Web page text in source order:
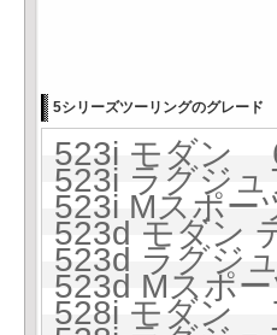
5シリーズツーリングのグレード
523i モダン
523i ラグジ
523i Mスポ
523d モダン
523d ラグジ
523d Mスポ
528i モダン